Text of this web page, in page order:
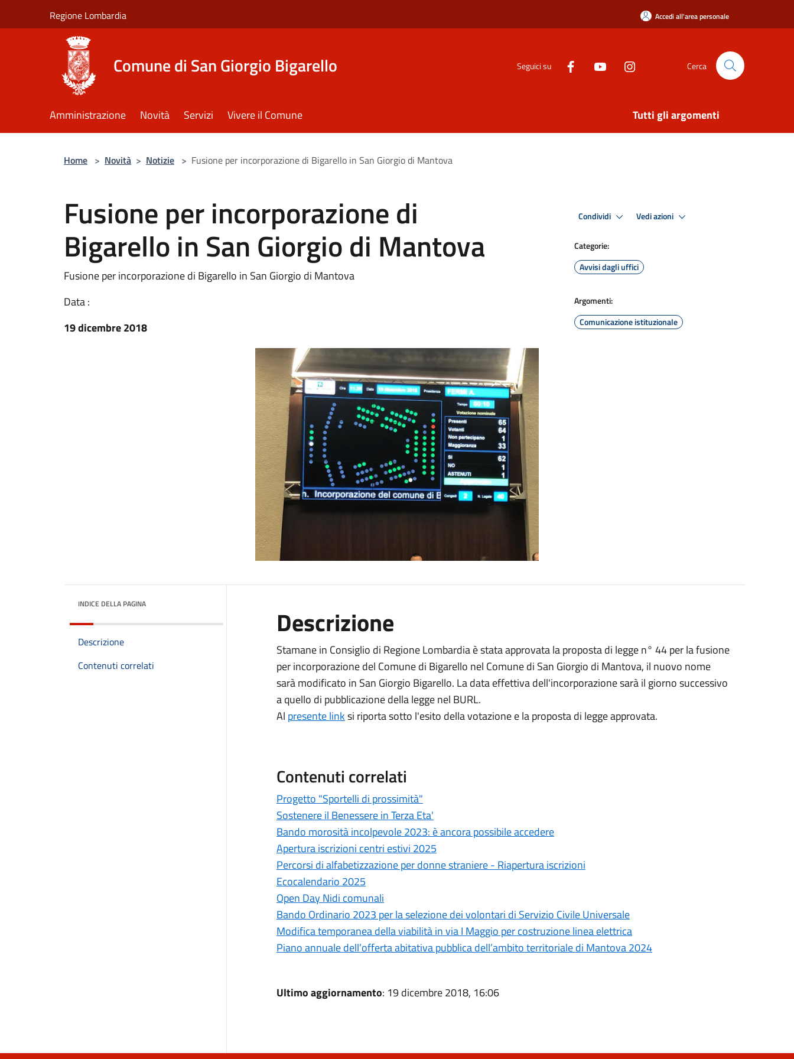
Regione Lombardia Accedi all'area personale
Comune di San Giorgio Bigarello Seguici su Cerca
Amministrazione Novità Servizi Vivere il Comune Tutti gli argomenti
Home > Novità > Notizie > Fusione per incorporazione di Bigarello in San Giorgio di Mantova
Fusione per incorporazione di
Bigarello in San Giorgio di Mantova
Fusione per incorporazione di Bigarello in San Giorgio di Mantova
Data :
19 dicembre 2018
Condividi Vedi azioni
Categorie:
Avvisi dagli uffici
Argomenti:
Comunicazione istituzionale
INDICE DELLA PAGINA
Descrizione
Contenuti correlati
Descrizione
Stamane in Consiglio di Regione Lombardia è stata approvata la proposta di legge n° 44 per la fusione
per incorporazione del Comune di Bigarello nel Comune di San Giorgio di Mantova, il nuovo nome
sarà modificato in San Giorgio Bigarello. La data effettiva dell'incorporazione sarà il giorno successivo
a quello di pubblicazione della legge nel BURL.
Al presente linksi riporta sotto l'esito della votazione e la proposta di legge approvata.
Contenuti correlati
Progetto "Sportelli di prossimità"
Sostenere il Benessere in Terza Eta'
Bando morosità incolpevole 2023: è ancora possibile accedere
Apertura iscrizioni centri estivi 2025
Percorsi di alfabetizzazione per donne straniere - Riapertura iscrizioni
Ecocalendario 2025
Open Day Nidi comunali
Bando Ordinario 2023 per la selezione dei volontari di Servizio Civile Universale
Modifica temporanea della viabilità in via I Maggio per costruzione linea elettrica
Piano annuale dell’offerta abitativa pubblica dell’ambito territoriale di Mantova 2024
Ultimo aggiornamento: 19 dicembre 2018, 16:06